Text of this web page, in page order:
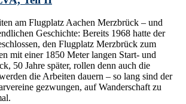
am Flugplatz Aachen Merzbrück – und
Geschichte: Bereits 1968 hatte der
den Flugplatz Merzbrück zum
mit einer 1850 Meter langen Start- und
50 Jahre später, rollen denn auch die
die Arbeiten dauern – so lang sind der
gezwungen, auf Wanderschaft zu